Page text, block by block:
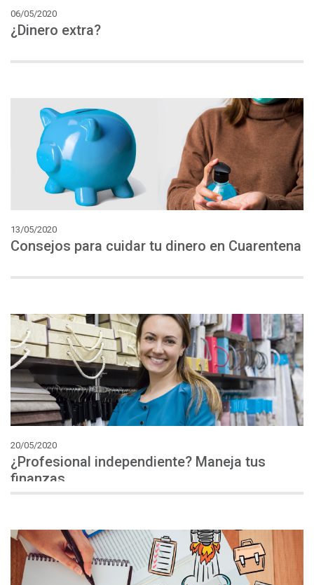
06/05/2020
¿Dinero extra?
13/05/2020
Consejos para cuidar tu dinero en Cuarentena
20/05/2020
¿Profesional independiente? Maneja tus
finanzas